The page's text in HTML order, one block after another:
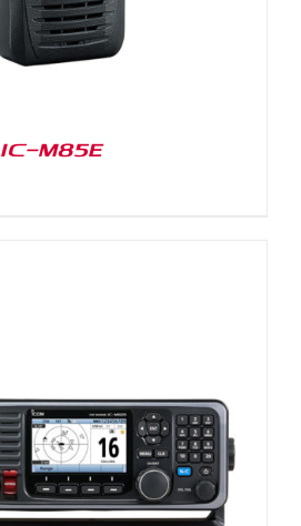
IC-M85E